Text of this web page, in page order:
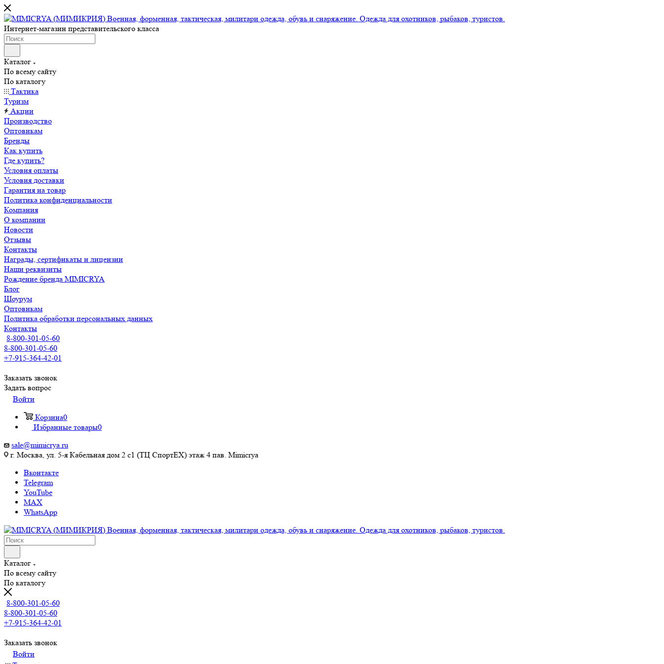
Интернет-магазин представительского класса
Каталог
По всему сайту
По каталогу
Тактика
Туризм
Акции
Производство
Оптовикам
Бренды
Как купить
Где купить?
Условия оплаты
Условия доставки
Гарантия на товар
Политика конфиденциальности
Компания
О компании
Новости
Отзывы
Контакты
Награды, сертификаты и лицензии
Наши реквизиты
Рождение бренда MIMICRYA
Блог
Шоурум
Оптовикам
Политика обработки персональных данных
Контакты
8-800-301-05-60
8-800-301-05-60
+7-915-364-42-01
Заказать звонок
Задать вопрос
Войти
Корзина0
Избранные товары0
sale@mimicrya.ru
г. Москва, ул. 5-я Кабельная дом 2 с1 (ТЦ СпортEX) этаж 4 пав. Mimicrya
Вконтакте
Telegram
YouTube
MAX
WhatsApp
Каталог
По всему сайту
По каталогу
8-800-301-05-60
8-800-301-05-60
+7-915-364-42-01
Заказать звонок
Войти